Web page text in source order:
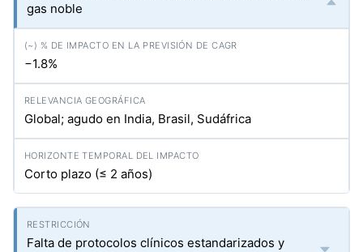
gas noble
−1.8%
Global; agudo en India, Brasil, Sudáfrica
Corto plazo (≤ 2 años)
Falta de protocolos clínicos estandarizados y